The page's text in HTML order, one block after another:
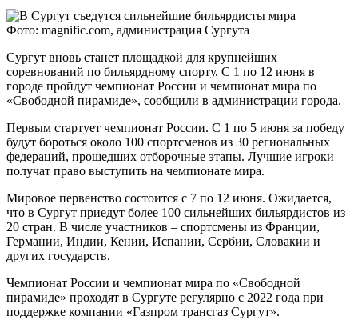
Фото: magnific.com, администрация Сургута
Сургут вновь станет площадкой для крупнейших
соревнований по бильярдному спорту. С 1 по 12 июня в
городе пройдут чемпионат России и чемпионат мира по
«Свободной пирамиде», сообщили в администрации города.
Первым стартует чемпионат России. С 1 по 5 июня за победу
будут бороться около 100 спортсменов из 30 региональных
федераций, прошедших отборочные этапы. Лучшие игроки
получат право выступить на чемпионате мира.
Мировое первенство состоится с 7 по 12 июня. Ожидается,
что в Сургут приедут более 100 сильнейших бильярдистов из
20 стран. В числе участников – спортсмены из Франции,
Германии, Индии, Кении, Испании, Сербии, Словакии и
других государств.
Чемпионат России и чемпионат мира по «Свободной
пирамиде» проходят в Сургуте регулярно с 2022 года при
поддержке компании «Газпром трансгаз Сургут».